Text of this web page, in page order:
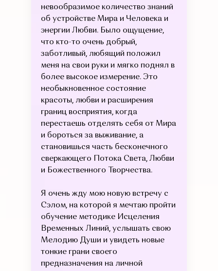
невообразимое количество знаний
об устройстве Мира и Человека и
энергии Любви. Было ощущение,
что кто-то очень добрый,
заботливый, любящий положил
меня на свои руки и мягко поднял в
более высокое измерение. Это
необыкновенное состояние
красоты, любви и расширения
границ восприятия, когда
перестаешь отделять себя от Мира
и бороться за выживание, а
становишься часть бесконечного
сверкающего Потока Света, Любви
и Божественного Творчества.
Я очень жду мою новую встречу с
Сэлом, на которой я мечтаю пройти
обучение методике Исцеления
Временных Линий, услышать свою
Мелодию Души и увидеть новые
тонкие грани своего
предназначения на личной